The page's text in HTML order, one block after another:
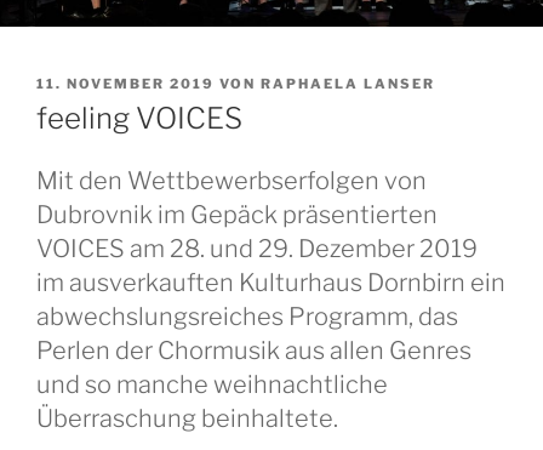
VERÖFFENTLICHT
AM
11. NOVEMBER 2019 VON RAPHAELA LANSER
feeling VOICES
Mit den Wettbewerbserfolgen von
Dubrovnik im Gepäck präsentierten
VOICES am 28. und 29. Dezember 2019
im ausverkauften Kulturhaus Dornbirn ein
abwechslungsreiches Programm, das
Perlen der Chormusik aus allen Genres
und so manche weihnachtliche
Überraschung beinhaltete.